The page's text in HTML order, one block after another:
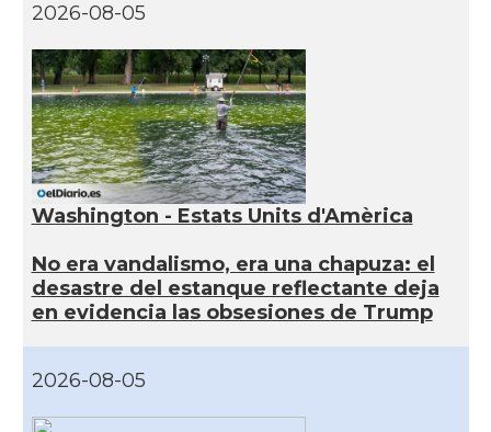
2026-08-05
Washington - Estats Units d'Amèrica
No era vandalismo, era una chapuza: el
desastre del estanque reflectante deja
en evidencia las obsesiones de Trump
2026-08-05